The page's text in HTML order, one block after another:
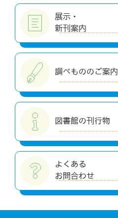
展示・
新刊案内
調べもののご案内
図書館の刊行物
よくある
お問合わせ